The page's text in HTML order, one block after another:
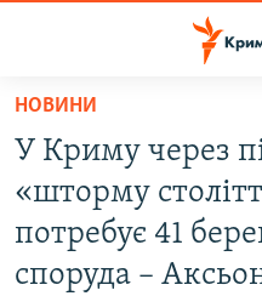
Перейти
основного
матеріалу
до
основної
ВОДА.КРИМ
ВІДЕО ТА ФОТО
НОВИНИ
У Криму через
«шторму
потребує 41
споруда –